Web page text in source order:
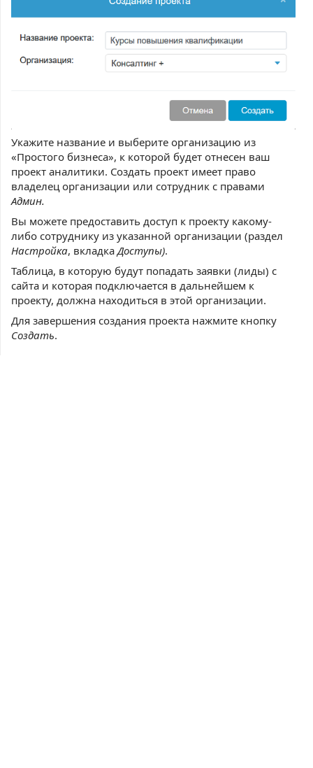
Укажите название и выберите организацию из
«Простого бизнеса», к которой будет отнесен ваш
проект аналитики. Создать проект имеет право
владелец организации или сотрудник с правами
Админ.
Вы можете предоставить доступ к проекту какому-
либо сотруднику из указанной организации (раздел
Настройка, вкладка Доступы).
Таблица, в которую будут попадать заявки (лиды) с
сайта и которая подключается в дальнейшем к
проекту, должна находиться в этой организации.
Для завершения создания проекта нажмите кнопку
Создать.